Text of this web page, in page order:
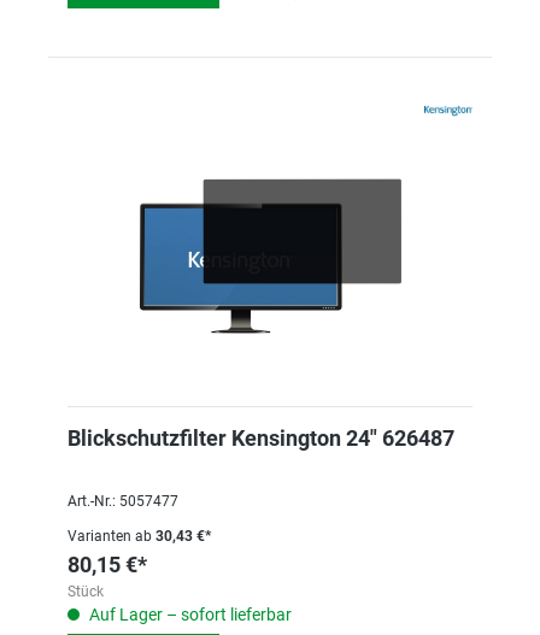
Blickschutzfilter Kensington 24" 626487
Art.-Nr.: 5057477
Varianten ab 30,43 €*
80,15 €*
Stück
Auf Lager – sofort lieferbar